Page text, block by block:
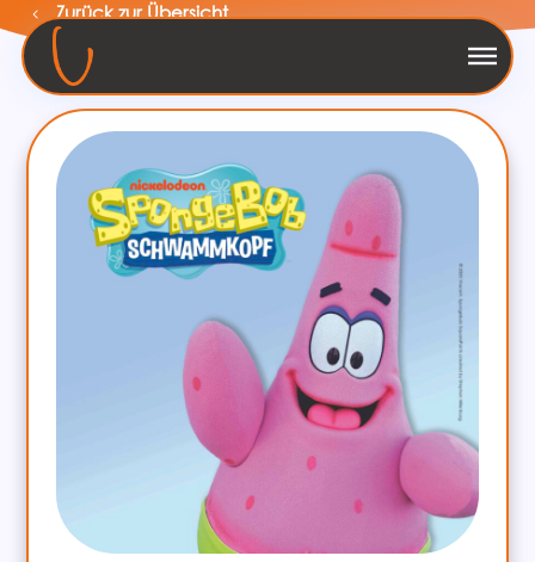
Menü überspringen
Menü überspringen
Zurück zur Übersicht